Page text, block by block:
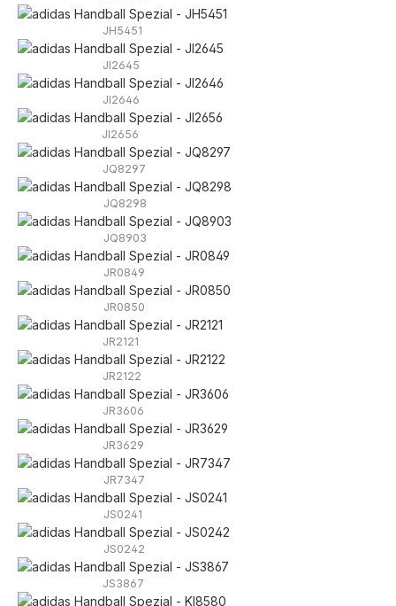
JH5451
JI2645
JI2646
JI2656
JQ8297
JQ8298
JQ8903
JR0849
JR0850
JR2121
JR2122
JR3606
JR3629
JR7347
JS0241
JS0242
JS3867